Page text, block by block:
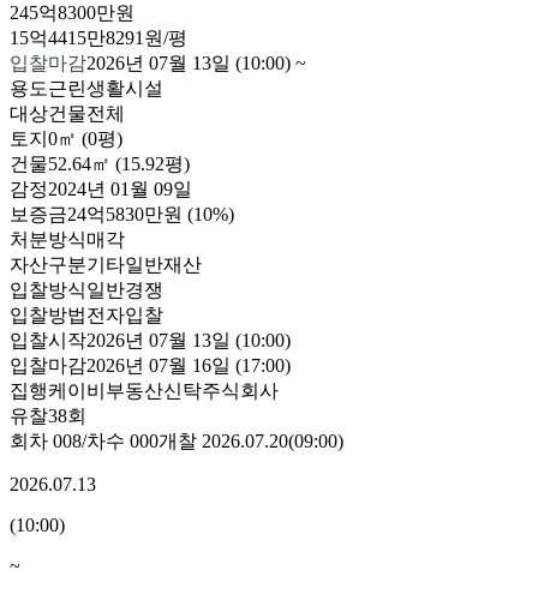
245억8300만원
15억4415만8291원/평
입찰마감2026년 07월 13일 (10:00) ~
용도근린생활시설
대상건물전체
토지 0㎡ (0평)
건물52.64㎡ (15.92평)
감정2024년 01월 09일
보증금24억5830만원 (10%)
처분방식매각
자산구분기타일반재산
입찰방식일반경쟁
입찰방법전자입찰
입찰시작2026년 07월 13일 (10:00)
입찰마감2026년 07월 16일 (17:00)
집행케이비부동산신탁주식회사
유찰38회
회차 008/차수 000개찰 2026.07.20(09:00)
2026.07.13
(10:00)
~